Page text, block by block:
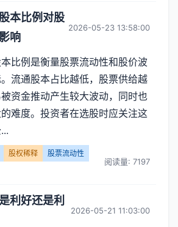
本比例对股
响
2026-05-23 13:58:00
比例是衡量股票流动性和股价波
流通股本占比越低，股票供给越
资金推动产生较大波动，同时也
难度。投资者在选股时应关注这
股权稀释
股票流动性
阅读量: 7197
利好还是利
2026-05-21 11:03:00